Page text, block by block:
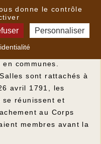
du 16 février
communes.
sont rattachés à
avril 1791, les
se réunissent et
au Corps
membres avant la
donne le contrôle
Personnaliser